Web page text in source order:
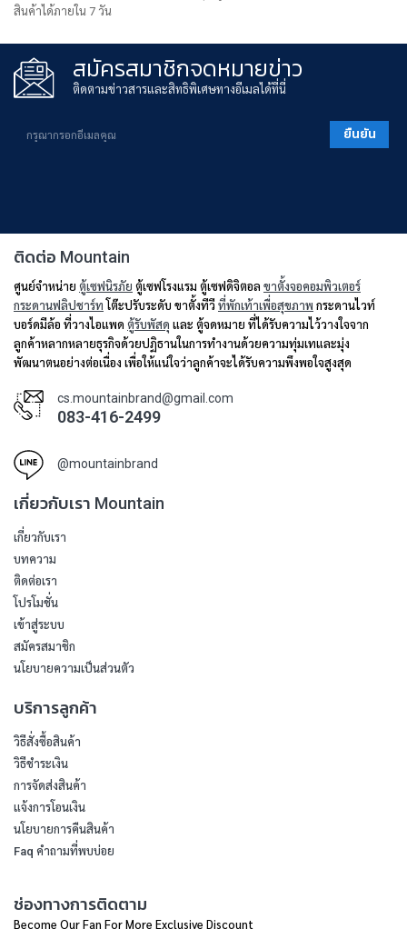
สินค้าได้ภายใน 7 วัน
สมัครสมาชิกจดหมายข่าว
ติดตามข่าวสารและสิทธิพิเศษทางอีเมลได้ที่นี่
ยืนยัน
ติดต่อ Mountain
ศูนย์จำหน่าย ตู้เซฟนิรภัย ตู้เซฟโรงแรม ตู้เซฟดิจิตอล ขาตั้งจอคอมพิวเตอร์
กระดานฟลิปชาร์ทโต๊ะปรับระดับ ขาตั้งทีวี ที่พักเท้าเพื่อสุขภาพ กระดานไวท์
บอร์ดมีล้อ ที่วางไอแพด ตู้รับพัสดุ และ ตู้จดหมาย ที่ได้รับความไว้วางใจจาก
ลูกค้าหลากหลายธุรกิจด้วยปฏิธานในการทำงานด้วยความทุ่มเทและมุ่ง
พัฒนาตนอย่างต่อเนื่อง เพื่อให้แน่ใจว่าลูกค้าจะได้รับความพึงพอใจสูงสุด
cs.mountainbrand@gmail.com
083-416-2499
@mountainbrand
เกี่ยวกับเรา Mountain
เกี่ยวกับเรา
บทความ
ติดต่อเรา
โปรโมชั่น
เข้าสู่ระบบ
สมัครสมาชิก
นโยบายความเป็นส่วนตัว
บริการลูกค้า
วิธีสั่งซื้อสินค้า
วิธีชำระเงิน
การจัดส่งสินค้า
แจ้งการโอนเงิน
นโยบายการคืนสินค้า
Faq คำถามที่พบบ่อย
ช่องทางการติดตาม
Become Our Fan For More Exclusive Discount